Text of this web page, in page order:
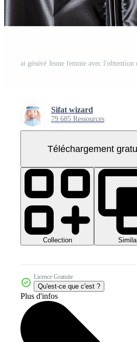
Sifat wizard
79 685 Ressources
Téléchargement
Collection
Licence Gratuite
Qu'est-ce que c'est ?
Plus d'infos